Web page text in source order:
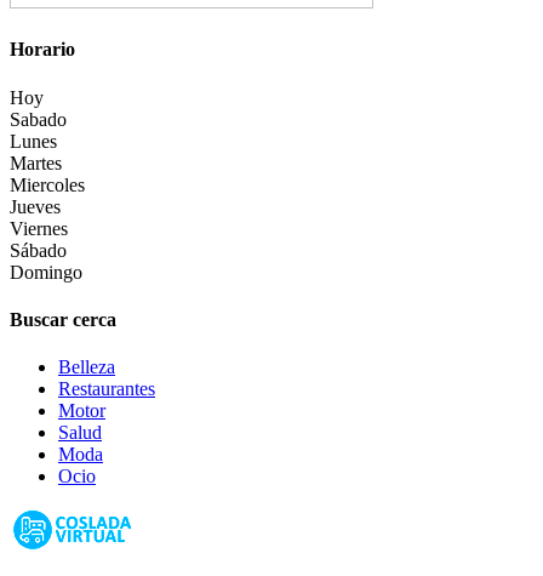
Horario
Hoy
Sabado
Lunes
Martes
Miercoles
Jueves
Viernes
Sábado
Domingo
Buscar cerca
Belleza
Restaurantes
Motor
Salud
Moda
Ocio